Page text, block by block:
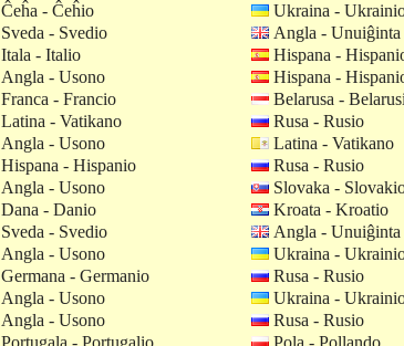
Ĉeĥa - Ĉeĥio
Ukraina -
Sveda - Svedio
Angla - Unuiĝinta
Itala - Italio
Hispana -
Angla - Usono
Hispana -
Franca - Francio
Belarusa -
Latina - Vatikano
Rusa - Rusio
Angla - Usono
Latina - Vatikano
Hispana - Hispanio
Rusa - Rusio
Angla - Usono
Slovaka -
Dana - Danio
Kroata - Kroatio
Sveda - Svedio
Angla - Unuiĝinta
Angla - Usono
Ukraina -
Germana - Germanio
Rusa - Rusio
Angla - Usono
Ukraina -
Angla - Usono
Rusa - Rusio
Portugala - Portugalio
Pola - Pollando